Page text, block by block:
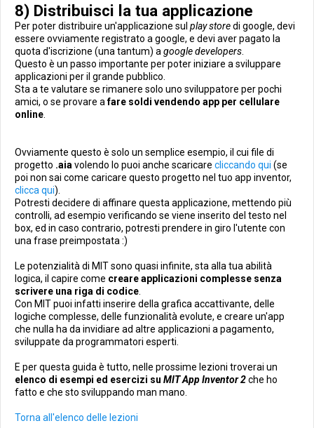
8) Distribuisci la tua applicazione
Per poter distribuire un'applicazione sul play storedi google, devi
essere ovviamente registrato a google, e devi aver pagato la
quota d'iscrizione (una tantum) a google developers
Questo è un passo importante per poter iniziare a sviluppare
applicazioni per il grande pubblico.
Sta a te valutare se rimanere solo uno sviluppatore per pochi
amici, o se provare afare soldi vendendo app per cellulare
online
Ovviamente questo è solo un semplice esempio, il cui file di
progetto .aia volendo lo puoi anche scaricare cliccando qui (se
poi non sai come caricare questo progetto nel tuo app inventor,
clicca qui).
Potresti decidere di affinare questa applicazione, mettendo più
controlli, ad esempio verificando se viene inserito del testo nel
box, ed in caso contrario, potresti prendere in giro l'utente con
una frase preimpostata :)
Le potenzialità di MIT sono quasi infinite, sta alla tua abilità
logica, il capire come creare applicazioni complesse senza
scrivere una riga di codice
Con MIT puoi infatti inserire della grafica accattivante, delle
logiche complesse, delle funzionalità evolute, e creare un'app
che nulla ha da invidiare ad altre applicazioni a pagamento,
sviluppate da programmatori esperti.
E per questa guida è tutto, nelle prossime lezioni troverai un
elenco di esempi ed esercizi su MIT App Inventor 2che ho
fatto e che sto sviluppando man mano.
Torna all'elenco delle lezioni